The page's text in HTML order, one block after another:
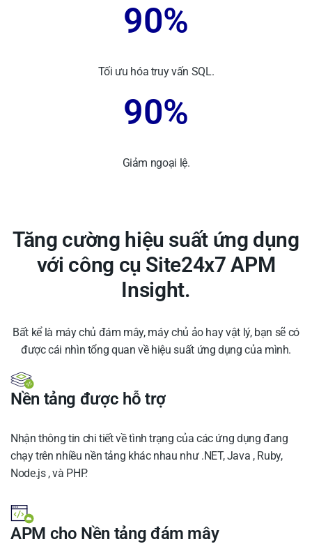
90%
Tối ưu hóa truy vấn SQL.
90%
Giảm ngoại lệ.
Tăng cường hiệu suất ứng dụng
với công cụ Site24x7 APM
Insight.
Bất kể là máy chủ đám mây, máy chủ ảo hay vật lý, bạn sẽ có
được cái nhìn tổng quan về hiệu suất ứng dụng của mình.
Nền tảng được hỗ trợ
Nhận thông tin chi tiết về tình trạng của các ứng dụng đang
chạy trên nhiều nền tảng khác nhau như .NET, Java , Ruby,
Node.js , và PHP.
APM cho Nền tảng đám mây